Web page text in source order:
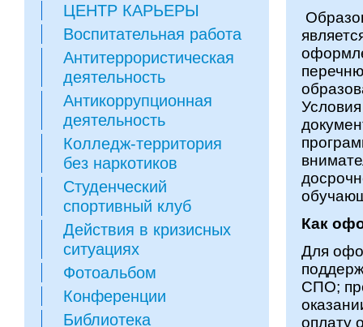
ЦЕНТР КАРЬЕРЫ
Воспитательная работа
Антитеррористическая
деятельность
Антикоррупционная
деятельность
Колледж-территория
без наркотиков
Студенческий
спортивный клуб
Действия в кризисных
ситуациях
Фотоальбом
Конференции
Библиотека
Как
Для
СПО;
оплату